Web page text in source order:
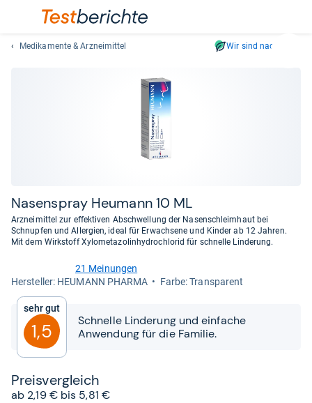
lassen
sich
Medikamente & Arzneimittel Wir sind nachhaltig
Nasen­spray Heu­mann 10 ML
Arzneimittel zur effektiven Abschwellung der Nasenschleimhaut bei
Schnupfen und Allergien, ideal für Erwachsene und Kinder ab 12 Jahren.
Mit dem Wirkstoff Xylometazolinhydrochlorid für schnelle Linderung.
von
Sternen
21 Meinungen
Her­stel­ler: HEUMANN PHARMA
Farbe: Transparent
Sehr gut
1,5
Schnelle Linderung und einfache
Anwendung für die Familie.
Preis­ver­gleich
ab 2,19 € bis 5,81 €